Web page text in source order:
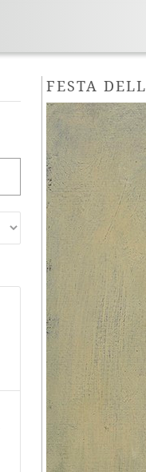
FESTA